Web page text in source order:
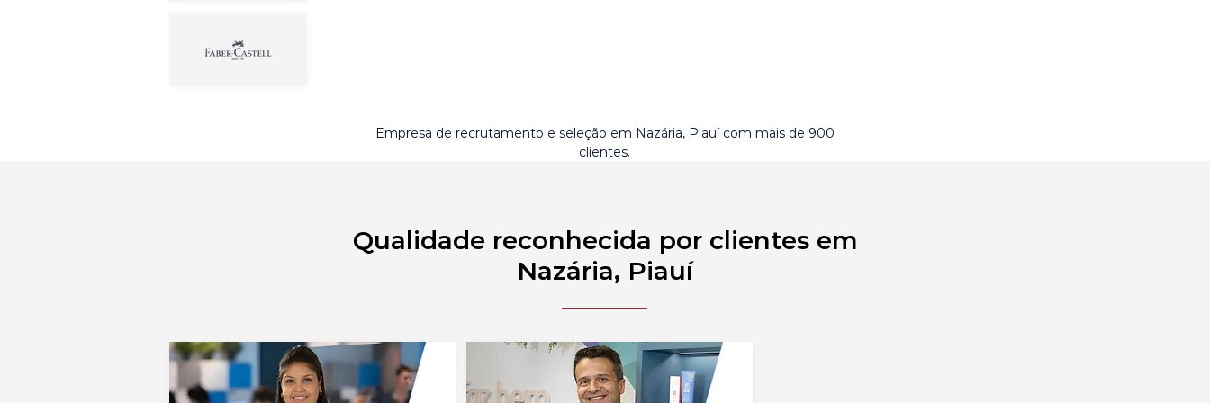
Empresa de recrutamento e seleção em Nazária, Piauí com mais de 900
clientes.
Qualidade reconhecida por clientes em
Nazária, Piauí